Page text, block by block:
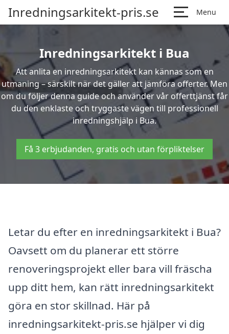
Inredningsarkitekt-pris.se Menu
Inredningsarkitekt i Bua
Att anlita en inredningsarkitekt kan kännas som en
utmaning – särskilt när det gäller att jämföra offerter. Men
om du följer denna guide och använder vår offerttjänst får
du den enklaste och tryggaste vägen till professionell
inredningshjälp i Bua.
Få 3 erbjudanden, gratis och utan förpliktelser
Letar du efter en inredningsarkitekt i Bua?
Oavsett om du planerar ett större
renoveringsprojekt eller bara vill fräscha
upp ditt hem, kan rätt inredningsarkitekt
göra en stor skillnad. Här på
inredningsarkitekt-pris.se hjälper vi dig